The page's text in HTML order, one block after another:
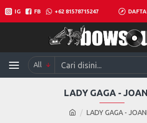
IG FB +62 81578715247
All
LADY GAGA -
LADY GAGA -